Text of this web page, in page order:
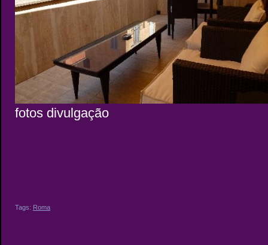
fotos divulgação
Tags: Roma